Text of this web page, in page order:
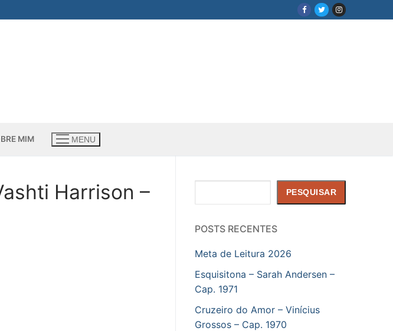
MIM MENU
Harrison –
PESQUISAR
POSTS RECENTES
Meta de Leitura 2026
Esquisitona – Sarah Andersen –
Cap. 1971
Cruzeiro do Amor – Vinícius
Grossos – Cap. 1970